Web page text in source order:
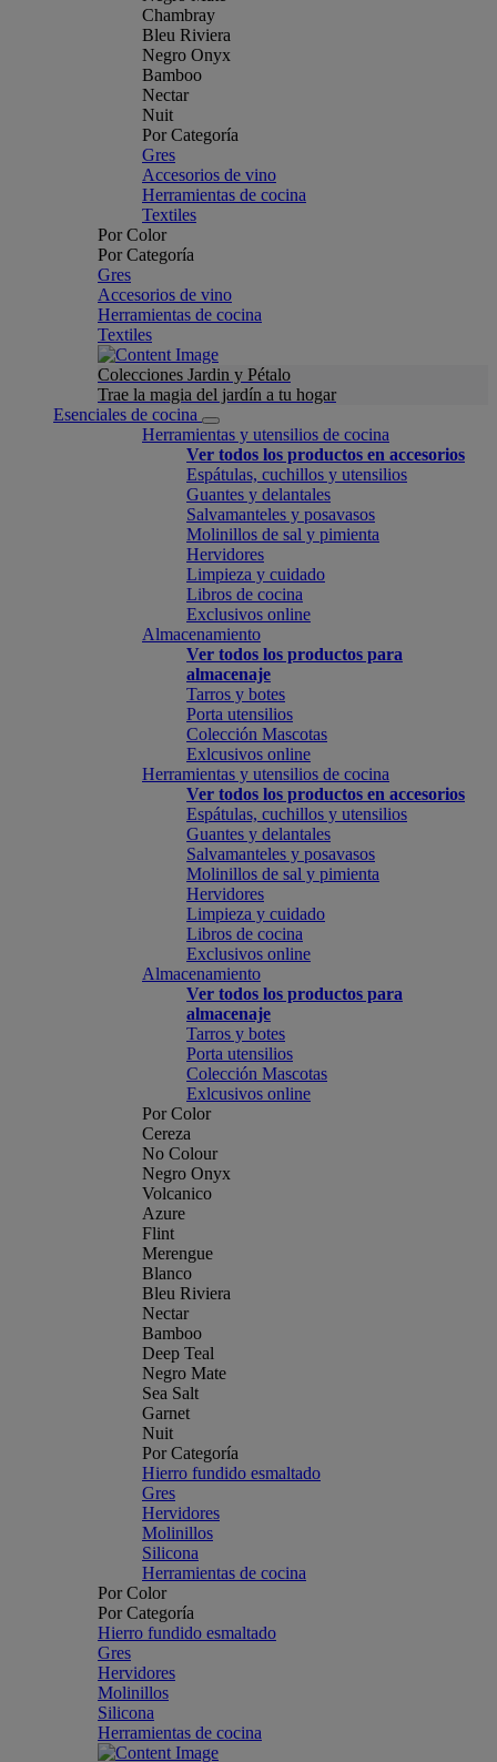
Chambray
Bleu Riviera
Negro Onyx
Bamboo
Nectar
Nuit
Por Categoría
Gres
Accesorios de vino
Herramientas de cocina
Textiles
Por Color
Por Categoría
Gres
Accesorios de vino
Herramientas de cocina
Textiles
Colecciones Jardin y Pétalo
Trae la magia del jardín a tu hogar
Esenciales de cocina
Herramientas y utensilios de cocina
Ver todos los productos en accesorios
Espátulas, cuchillos y utensilios
Guantes y delantales
Salvamanteles y posavasos
Molinillos de sal y pimienta
Hervidores
Limpieza y cuidado
Libros de cocina
Exclusivos online
Almacenamiento
Ver todos los productos para
almacenaje
Tarros y botes
Porta utensilios
Colección Mascotas
Exlcusivos online
Herramientas y utensilios de cocina
Ver todos los productos en accesorios
Espátulas, cuchillos y utensilios
Guantes y delantales
Salvamanteles y posavasos
Molinillos de sal y pimienta
Hervidores
Limpieza y cuidado
Libros de cocina
Exclusivos online
Almacenamiento
Ver todos los productos para
almacenaje
Tarros y botes
Porta utensilios
Colección Mascotas
Exlcusivos online
Por Color
Cereza
No Colour
Negro Onyx
Volcanico
Azure
Flint
Merengue
Blanco
Bleu Riviera
Nectar
Bamboo
Deep Teal
Negro Mate
Sea Salt
Garnet
Nuit
Por Categoría
Hierro fundido esmaltado
Gres
Hervidores
Molinillos
Silicona
Herramientas de cocina
Por Color
Por Categoría
Hierro fundido esmaltado
Gres
Hervidores
Molinillos
Silicona
Herramientas de cocina